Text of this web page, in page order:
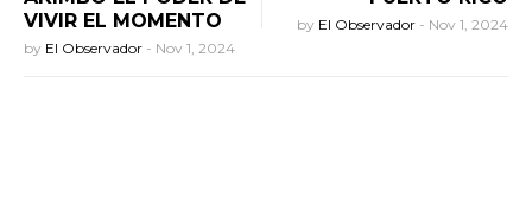
VIVIR EL MOMENTO
by El Observador - Nov 1, 2024
by El Observador - Nov 1, 2024